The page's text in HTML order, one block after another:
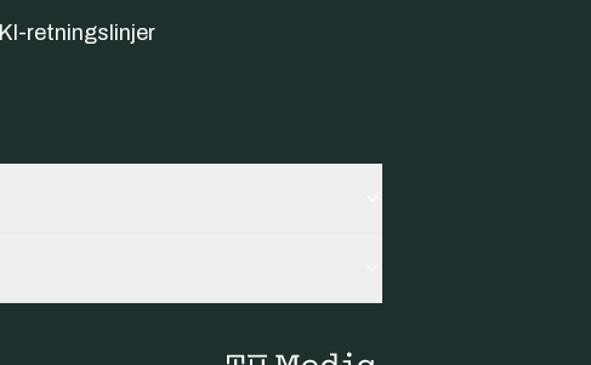
KI-retningslinjer